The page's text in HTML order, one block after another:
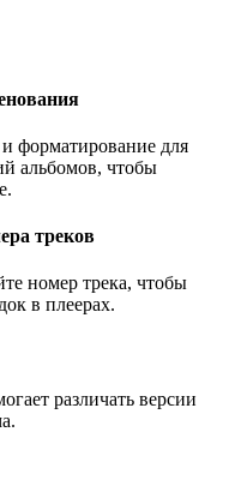
форматирование для
альбомов, чтобы
треков
номер трека, чтобы
в плеерах.
различать версии